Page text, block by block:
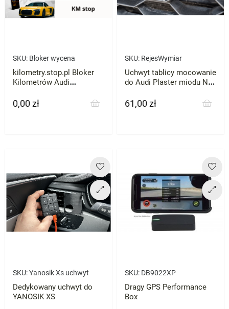
SKU: Bloker wycena
kilometry.stop.pl Bloker
Kilometrów Audi
każde zatrzymaj licznik
przebieg
Cena
0,00 zł
SKU: RejesWymiar
Uchwyt tablicy mocowanie
do Audi Plaster miodu NA
Cena
61,00 zł
SKU:Yanosik Xs uchwyt
Dedykowany uchwyt do
YANOSIK XS
SKU: DB9022XP
Dragy GPS Performance
Box